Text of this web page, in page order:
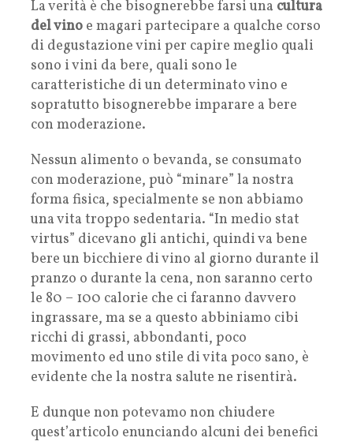
La verità è che bisognerebbe farsi una cultura
del vino e magari partecipare a qualche corso
di degustazione vini per capire meglio quali
sono i vini da bere, quali sono le
caratteristiche di un determinato vino e
sopratutto bisognerebbe imparare a bere
con moderazione.
Nessun alimento o bevanda, se consumato
con moderazione, può “minare” la nostra
forma fisica, specialmente se non abbiamo
una vita troppo sedentaria. “In medio stat
virtus” dicevano gli antichi, quindi va bene
bere un bicchiere di vino al giorno durante il
pranzo o durante la cena, non saranno certo
le 80 – 100 calorie che ci faranno davvero
ingrassare, ma se a questo abbiniamo cibi
ricchi di grassi, abbondanti, poco
movimento ed uno stile di vita poco sano, è
evidente che la nostra salute ne risentirà.
E dunque non potevamo non chiudere
quest’articolo enunciando alcuni dei benefici